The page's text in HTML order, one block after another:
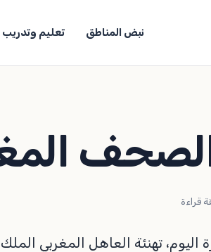
نبض المناطق تعليم وتدريب
اليوم، تهنئة العاهل المغربي